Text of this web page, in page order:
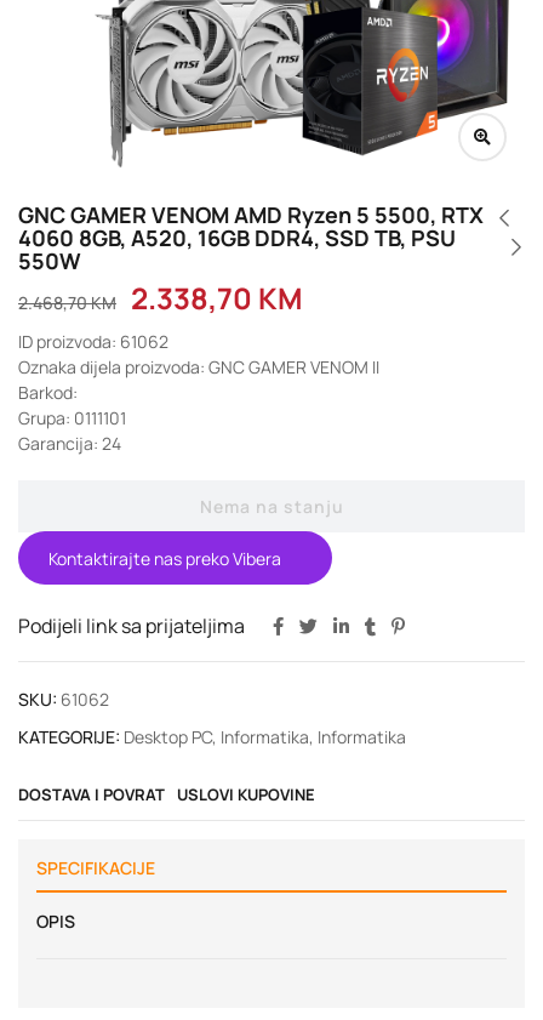
GNC GAMER VENOM AMD Ryzen 5 5500, RTX
4060 8GB, A520, 16GB DDR4, SSD TB, PSU
550W
2.468,70KM 2.338,70 KM
ID proizvoda: 61062
Oznaka dijela proizvoda: GNC GAMER VENOM II
Barkod:
Grupa: 0111101
Garancija: 24
Nema na stanju
Kontaktirajte nas preko Vibera
Podijeli link sa prijateljima
SKU: 61062
KATEGORIJE: Desktop PC, Informatika, Informatika
DOSTAVA I POVRAT USLOVI KUPOVINE
SPECIFIKACIJE
OPIS